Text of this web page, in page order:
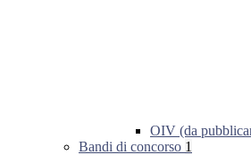
OIV (da
Bandi di concorso 1